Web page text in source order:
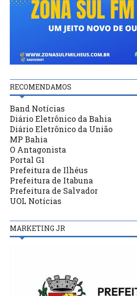
RECOMENDAMOS
Band Notícias
Diário Eletrônico da Bahia
Diário Eletrônico da União
MP Bahia
O Antagonista
Portal G1
Prefeitura de Ilhéus
Prefeitura de Itabuna
Prefeitura de Salvador
UOL Notícias
MARKETING JR